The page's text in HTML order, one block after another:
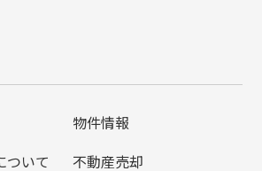
物件情報
ついて
不動産売却